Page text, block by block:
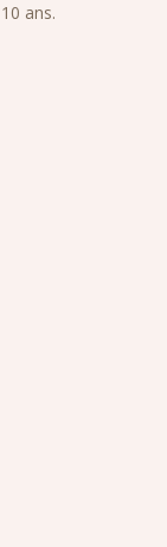
ans.